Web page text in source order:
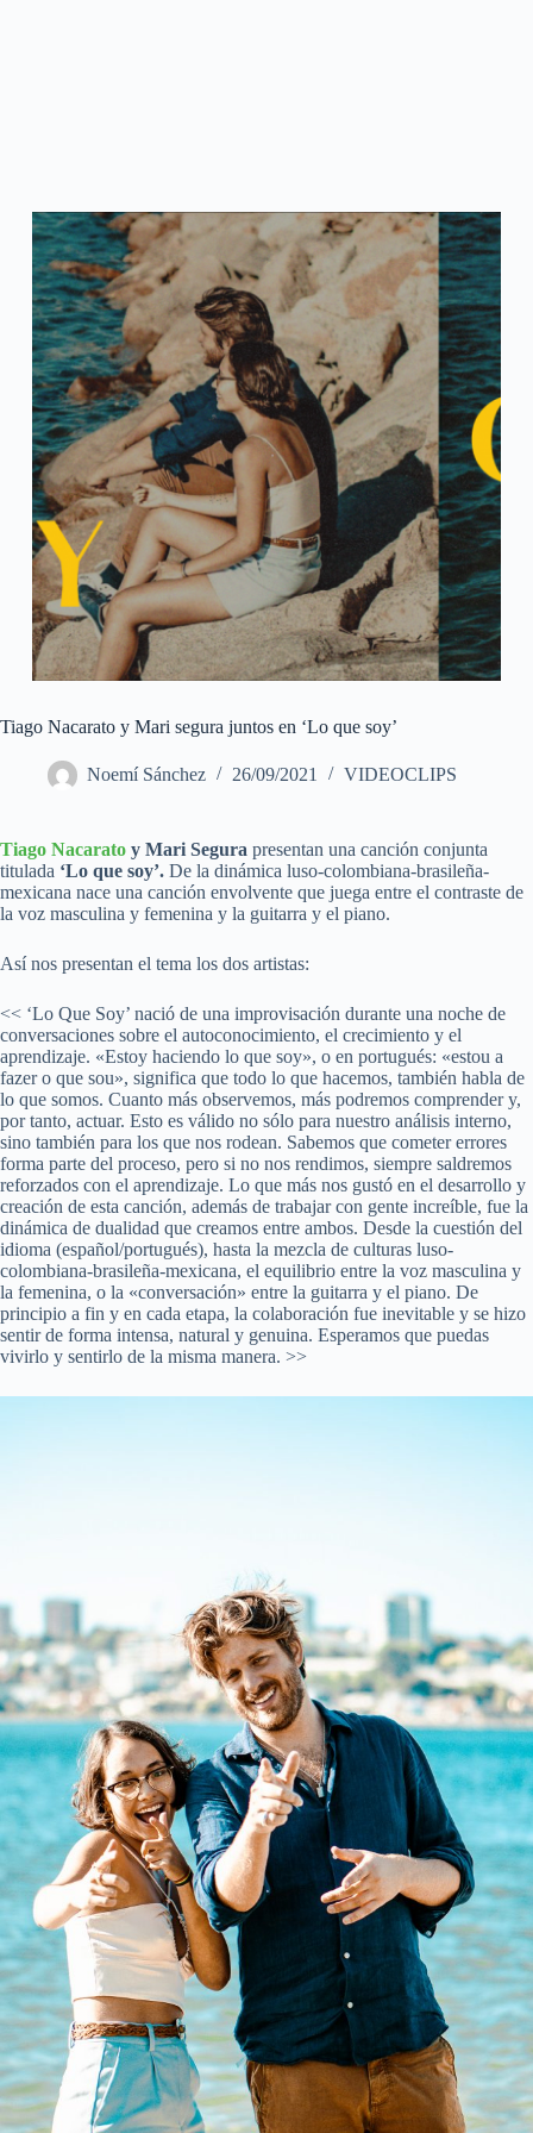
Tiago Nacarato y Mari segura juntos en ‘Lo que soy’
Noemí Sánchez 26/09/2021 VIDEOCLIPS
Tiago Nacarato y Mari Segura presentan una canción conjunta
titulada ‘Lo que soy’. De la dinámica luso-colombiana-brasileña-
mexicana nace una canción envolvente que juega entre el contraste de
la voz masculina y femenina y la guitarra y el piano.
Así nos presentan el tema los dos artistas:
<< ‘Lo Que Soy’ nació de una improvisación durante una noche de
conversaciones sobre el autoconocimiento, el crecimiento y el
aprendizaje. «Estoy haciendo lo que soy», o en portugués: «estou a
fazer o que sou», significa que todo lo que hacemos, también habla de
lo que somos. Cuanto más observemos, más podremos comprender y,
por tanto, actuar. Esto es válido no sólo para nuestro análisis interno,
sino también para los que nos rodean. Sabemos que cometer errores
forma parte del proceso, pero si no nos rendimos, siempre saldremos
reforzados con el aprendizaje. Lo que más nos gustó en el desarrollo y
creación de esta canción, además de trabajar con gente increíble, fue la
dinámica de dualidad que creamos entre ambos. Desde la cuestión del
idioma (español/portugués), hasta la mezcla de culturas luso-
colombiana-brasileña-mexicana, el equilibrio entre la voz masculina y
la femenina, o la «conversación» entre la guitarra y el piano. De
principio a fin y en cada etapa, la colaboración fue inevitable y se hizo
sentir de forma intensa, natural y genuina. Esperamos que puedas
vivirlo y sentirlo de la misma manera. >>